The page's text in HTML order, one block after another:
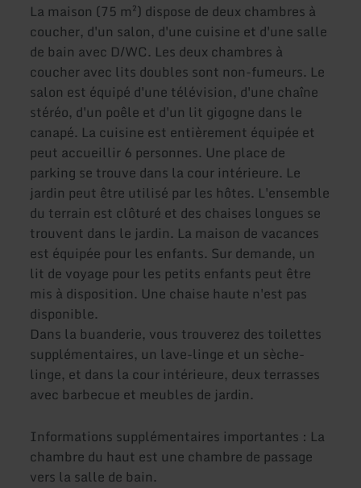
La maison (75 m²) dispose de deux chambres à
coucher, d'un salon, d'une cuisine et d'une salle
de bain avec D/WC. Les deux chambres à
coucher avec lits doubles sont non-fumeurs. Le
salon est équipé d'une télévision, d'une chaîne
stéréo, d'un poêle et d'un lit gigogne dans le
canapé. La cuisine est entièrement équipée et
peut accueillir 6 personnes. Une place de
parking se trouve dans la cour intérieure. Le
jardin peut être utilisé par les hôtes. L'ensemble
du terrain est clôturé et des chaises longues se
trouvent dans le jardin. La maison de vacances
est équipée pour les enfants. Sur demande, un
lit de voyage pour les petits enfants peut être
mis à disposition. Une chaise haute n'est pas
disponible.
Dans la buanderie, vous trouverez des toilettes
supplémentaires, un lave-linge et un sèche-
linge, et dans la cour intérieure, deux terrasses
avec barbecue et meubles de jardin.
Informations supplémentaires importantes : La
chambre du haut est une chambre de passage
vers la salle de bain.